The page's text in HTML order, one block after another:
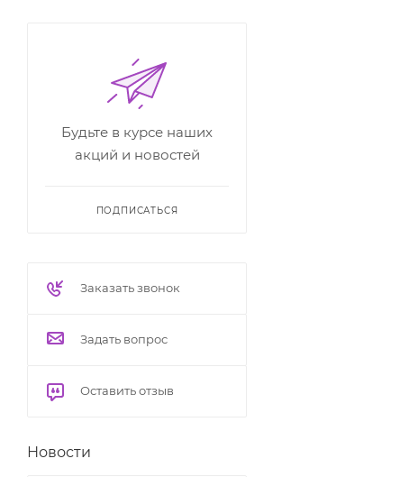
Будьте в курсе наших
акций и новостей
ПОДПИСАТЬСЯ
Заказать звонок
Задать вопрос
Оставить отзыв
Новости